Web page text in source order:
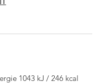
1043 kJ / 246 kcal